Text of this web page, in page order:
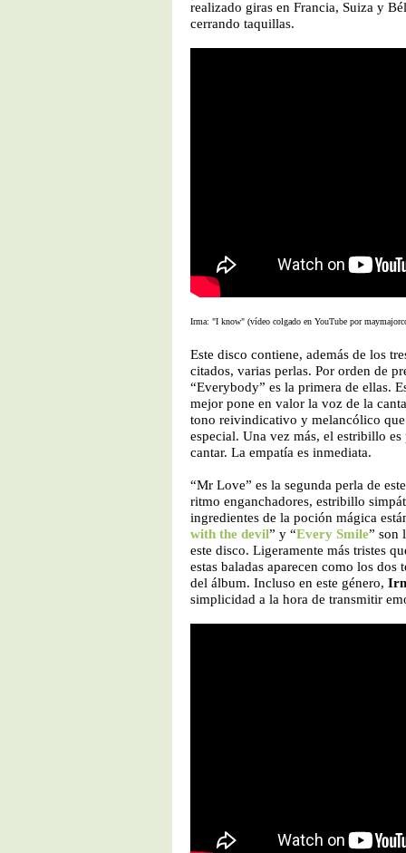
realizado giras en Francia, Suiza y
cerrando taquillas.
Irma: "I know" (vídeo colgado en YouTube por
Este disco contiene, además de los
citados, varias perlas. Por orden de
“Everybody” es la primera de ellas.
mejor pone en valor la voz de la
tono reivindicativo y melancólico
especial. Una vez más, el estribillo
cantar. La empatía es inmediata.
“Mr Love” es la segunda perla de
ritmo enganchadores, estribillo
ingredientes de la poción mágica
with the devil” y “Every Smile” son
este disco. Ligeramente más tristes
estas baladas aparecen como los dos
del álbum. Incluso en este género,
simplicidad a la hora de transmitir